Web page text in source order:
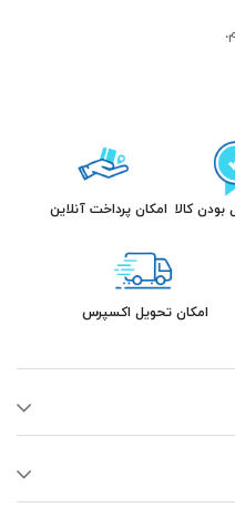
کالا امکان پرداخت آنلاین
امکان تحویل اکسپرس